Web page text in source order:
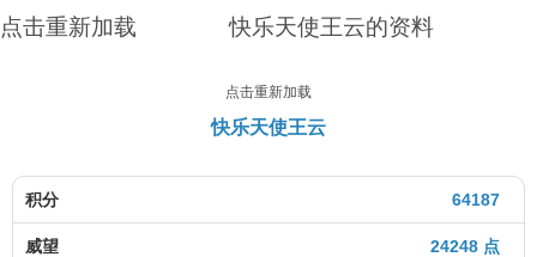
点击重新加载 快乐天使王云的资料
点击重新加载
快乐天使王云
64187
积分
24248 点
威望